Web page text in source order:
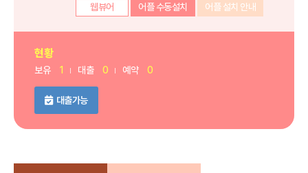
웹뷰어
어플 수동설치 어플 설치 안내
현황
보유 1 대출 0 예약 0
대출가능